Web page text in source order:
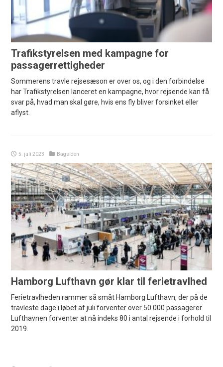
Trafikstyrelsen med kampagne for
passagerrettigheder
Sommerens travle rejsesæson er over os, og i den forbindelse
har Trafikstyrelsen lanceret en kampagne, hvor rejsende kan få
svar på, hvad man skal gøre, hvis ens fly bliver forsinket eller
aflyst.
5. juli 2023 Bagsiden
Hamborg Lufthavn gør klar til ferietravlhed
Ferietravlheden rammer så småt Hamborg Lufthavn, der på de
travleste dage i løbet af juli forventer over 50.000 passagerer.
Lufthavnen forventer at nå indeks 80 i antal rejsende i forhold til
2019.